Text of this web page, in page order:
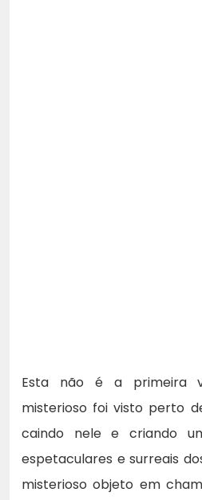
Esta não é a primeira
misterioso foi visto perto
caindo nele e criando
espetaculares e surreais
misterioso objeto em